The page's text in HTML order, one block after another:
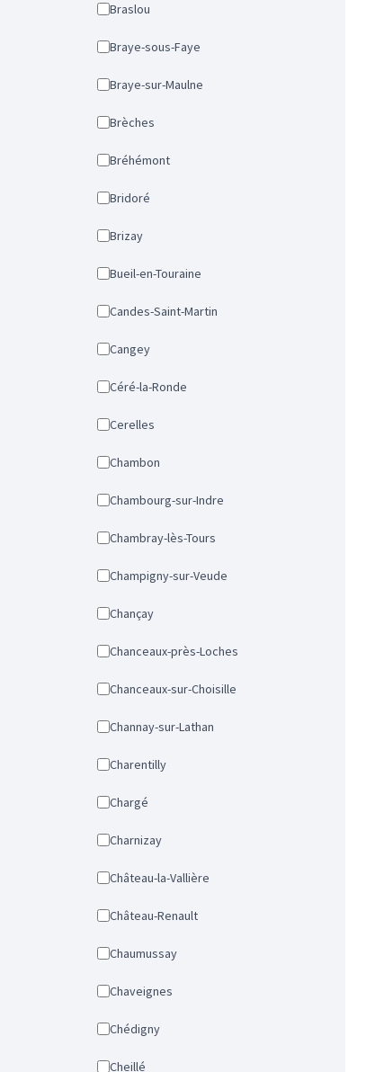
Braslou
Braye-sous-Faye
Braye-sur-Maulne
Brèches
Bréhémont
Bridoré
Brizay
Bueil-en-Touraine
Candes-Saint-Martin
Cangey
Céré-la-Ronde
Cerelles
Chambon
Chambourg-sur-Indre
Chambray-lès-Tours
Champigny-sur-Veude
Chançay
Chanceaux-près-Loches
Chanceaux-sur-Choisille
Channay-sur-Lathan
Charentilly
Chargé
Charnizay
Château-la-Vallière
Château-Renault
Chaumussay
Chaveignes
Chédigny
Cheillé